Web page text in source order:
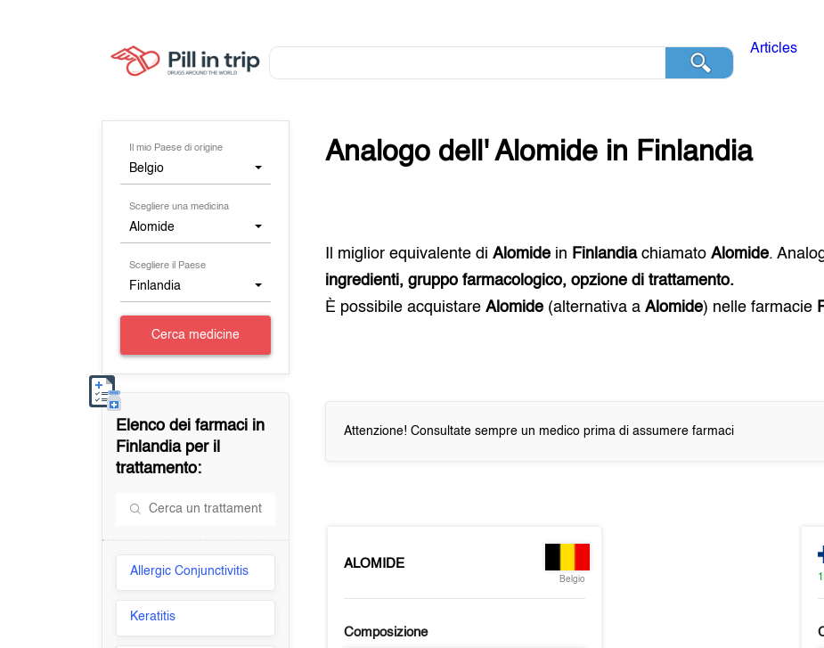
Articles
Il mio Paese di origine
Belgio
Scegliere una medicina
Alomide
Scegliere il Paese
Finlandia
Cerca medicine
Elenco dei farmaci in
Finlandiaper il
trattamento:
Allergic Conjunctivitis
Keratitis
Analogo dell'Alomide in Finlandia
Il miglior equivalente diAlomide in FinlandiachiamatoAlomide.
ingredienti, gruppo farmacologico, opzione di trattamento.
È possibile acquistareAlomide (alternativa aAlomide) nelle farmacie
Attenzione! Consultate sempre un medico prima di assumere farmaci
ALOMIDE
Belgio
Composizione